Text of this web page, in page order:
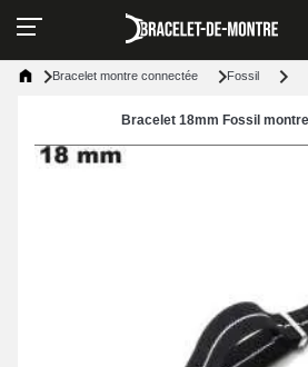
Bracelet montre connectée Fossil
Bracelet 18mm Fossil